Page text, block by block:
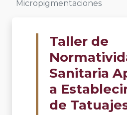
Micropigmentaciones
Taller de
Sanitaria
a
de